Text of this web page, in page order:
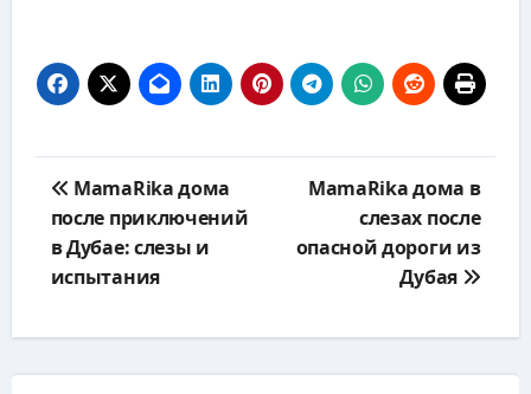
по
записям
MamaRika дома
после приключений
в Дубае: слезы и
испытания
MamaRika дома в
слезах после
опасной дороги из
Дубая